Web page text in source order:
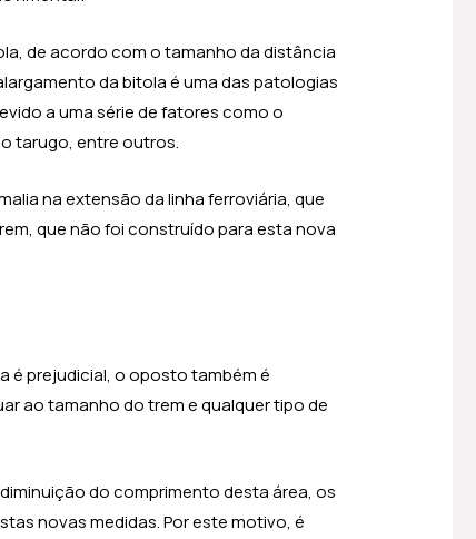
de acordo com o tamanho da distância
da bitola é uma das patologias
a uma série de fatores como o
tarugo, entre outros.
na extensão da linha ferroviária, que
que não foi construído para esta nova
é prejudicial, o oposto também é
ao tamanho do trem e qualquer tipo de
do comprimento desta área, os
novas medidas. Por este motivo, é